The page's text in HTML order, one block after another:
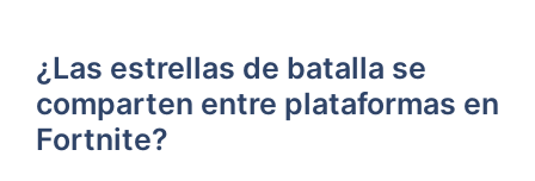
¿Las estrellas de batalla se⁢
comparten entre plataformas en
Fortnite?